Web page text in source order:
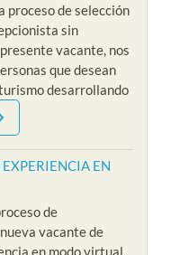
proceso de selección
sin
vacante, nos
que desean
desarrollando
EN
de
vacante de
en modo virtual.